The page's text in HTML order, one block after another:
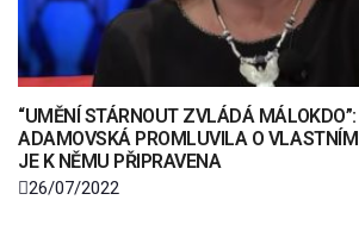
“UMĚNÍ STÁRNOUT ZVLÁDÁ
ADAMOVSKÁ PROMLUVILA O
JE K NĚMU PŘIPRAVENA
26/07/2022